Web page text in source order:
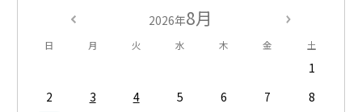
2026年8月
日 月 火 水 木 金 土
1
2
3 4 5 6 7
8